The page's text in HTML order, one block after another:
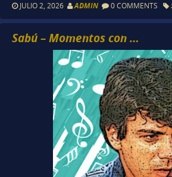
JULIO 2, 2026 ADMIN 0 COMMENTS
Sabú – Momentos con …